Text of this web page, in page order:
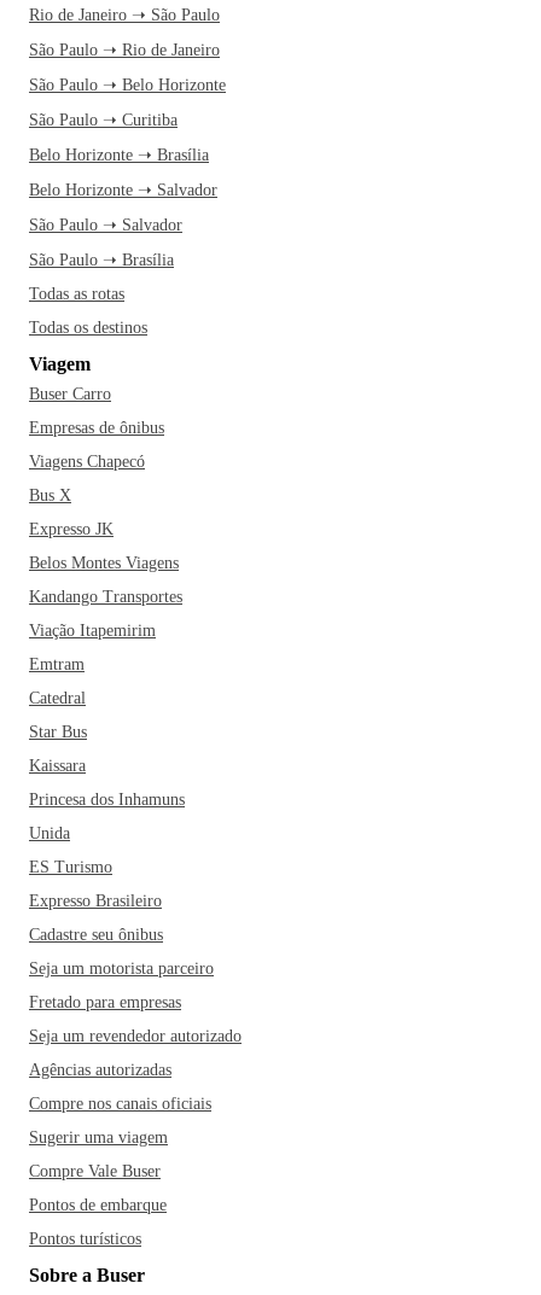
Rio de Janeiro ➝ São Paulo
São Paulo ➝ Rio de Janeiro
São Paulo ➝ Belo Horizonte
São Paulo ➝ Curitiba
Belo Horizonte ➝ Brasília
Belo Horizonte ➝ Salvador
São Paulo ➝ Salvador
São Paulo ➝ Brasília
Todas as rotas
Todas os destinos
Viagem
Buser Carro
Empresas de ônibus
Viagens Chapecó
Bus X
Expresso JK
Belos Montes Viagens
Kandango Transportes
Viação Itapemirim
Emtram
Catedral
Star Bus
Kaissara
Princesa dos Inhamuns
Unida
ES Turismo
Expresso Brasileiro
Cadastre seu ônibus
Seja um motorista parceiro
Fretado para empresas
Seja um revendedor autorizado
Agências autorizadas
Compre nos canais oficiais
Sugerir uma viagem
Compre Vale Buser
Pontos de embarque
Pontos turísticos
Sobre a Buser